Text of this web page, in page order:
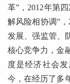
革”，2012年第
解风险相协调”
发展、强监管、
核心竞争力，金
度是经济社会
今，在经历了多